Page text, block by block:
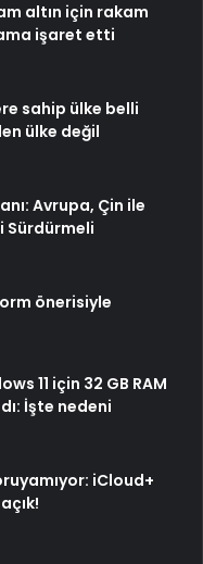
altın için rakam
işaret etti
sahip ülke belli
ülke değil
Avrupa, Çin ile
Sürdürmeli
önerisiyle
11 için 32 GB RAM
İşte nedeni
iCloud+